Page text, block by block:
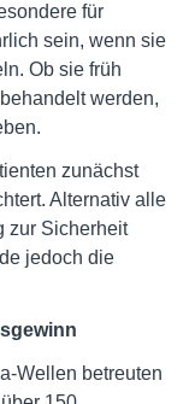
für
sein, wenn sie
Ob sie früh
werden,
zunächst
Alternativ alle
zur Sicherheit
jedoch die
Wellen betreuten